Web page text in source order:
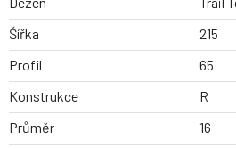
Šířka
215
Profil
65
Konstrukce
R
Průměr
16